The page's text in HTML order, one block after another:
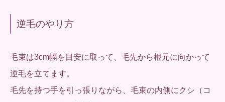
逆毛のやり方
毛束は3cm幅を目安に取って、毛先から根元に向かって
逆毛を立てます。
毛先を持つ手を引っ張りながら、毛束の内側にクシ（コ